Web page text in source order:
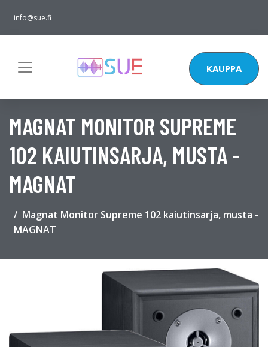
info@sue.fi
KAUPPA
MAGNAT MONITOR SUPREME
102 KAIUTINSARJA, MUSTA -
MAGNAT
Magnat Monitor Supreme 102 kaiutinsarja, musta -
MAGNAT